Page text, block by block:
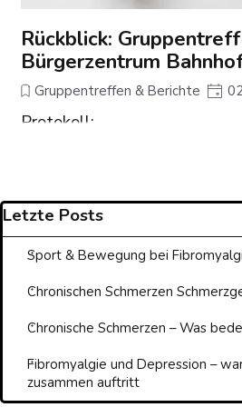
Rückblick:
Bürgerzentrum
Gruppentreffen & Berichte
Protokoll:
Fibromyalgie-
Punkt 1: Unsere Website
Bereiche Download und
- Im Blog werden alle
gesprochen wurde. Z.B. der
Fibromyalgie heute unter
- Im Download-Bereich ist
Datenschutzerklärung, das
Block überspringen
Letzte Posts
Sport & Bewegung bei
Chronischen Schmerzen
Chronische Schmerzen – Was
Fibromyalgie und Depression –
zusammen auftritt